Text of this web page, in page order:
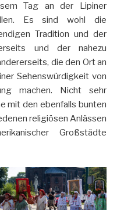
Tag an der Lipiner
Es sind wohl die
Tradition und der
und der nahezu
die den Ort an
Sehenswürdigkeit von
machen. Nicht sehr
mit den ebenfalls bunten
religiösen Anlässen
Großstädte